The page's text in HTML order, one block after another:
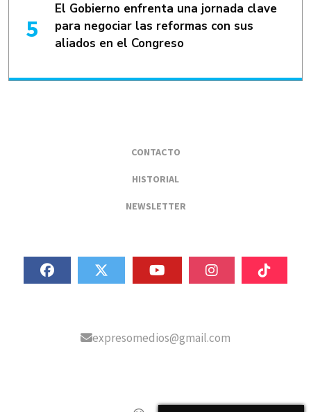
El Gobierno enfrenta una jornada clave
para negociar las reformas con sus
aliados en el Congreso
CONTACTO
HISTORIAL
NEWSLETTER
expresomedios@gmail.com